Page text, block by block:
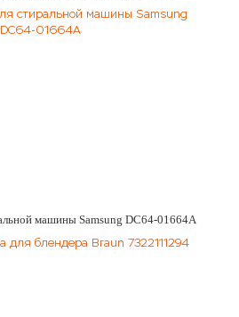
машины Samsung DC64-01664A